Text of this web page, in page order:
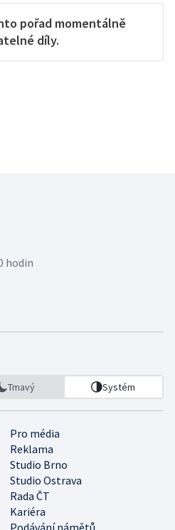
pořad momentálně
díly.
hodin
Tmavý Systém
Pro média
Reklama
Studio Brno
Studio Ostrava
Rada ČT
Kariéra
Podávání námětů